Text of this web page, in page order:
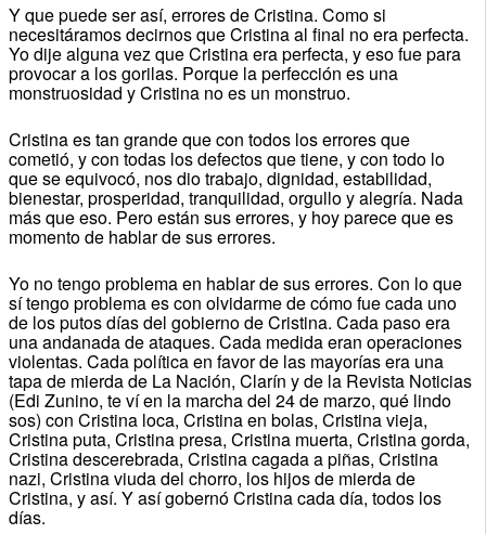
Y que puede ser así, errores de Cristina. Como si
necesitáramos decirnos que Cristina al final no era perfecta.
Yo dije alguna vez que Cristina era perfecta, y eso fue para
provocar a los gorilas. Porque la perfección es una
monstruosidad y Cristina no es un monstruo.
Cristina es tan grande que con todos los errores que
cometió, y con todas los defectos que tiene, y con todo lo
que se equivocó, nos dio trabajo, dignidad, estabilidad,
bienestar, prosperidad, tranquilidad, orgullo y alegría. Nada
más que eso. Pero están sus errores, y hoy parece que es
momento de hablar de sus errores.
Yo no tengo problema en hablar de sus errores. Con lo que
sí tengo problema es con olvidarme de cómo fue cada uno
de los putos días del gobierno de Cristina. Cada paso era
una andanada de ataques. Cada medida eran operaciones
violentas. Cada política en favor de las mayorías era una
tapa de mierda de La Nación, Clarín y de la Revista Noticias
(Edi Zunino, te ví en la marcha del 24 de marzo, qué lindo
sos) con Cristina loca, Cristina en bolas, Cristina vieja,
Cristina puta, Cristina presa, Cristina muerta, Cristina gorda,
Cristina descerebrada, Cristina cagada a piñas, Cristina
nazi, Cristina viuda del chorro, los hijos de mierda de
Cristina, y así. Y así gobernó Cristina cada día, todos los
días.